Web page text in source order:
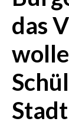
MONDO
POLITICA
ECONOMIA
SERVIZI ALLE
das